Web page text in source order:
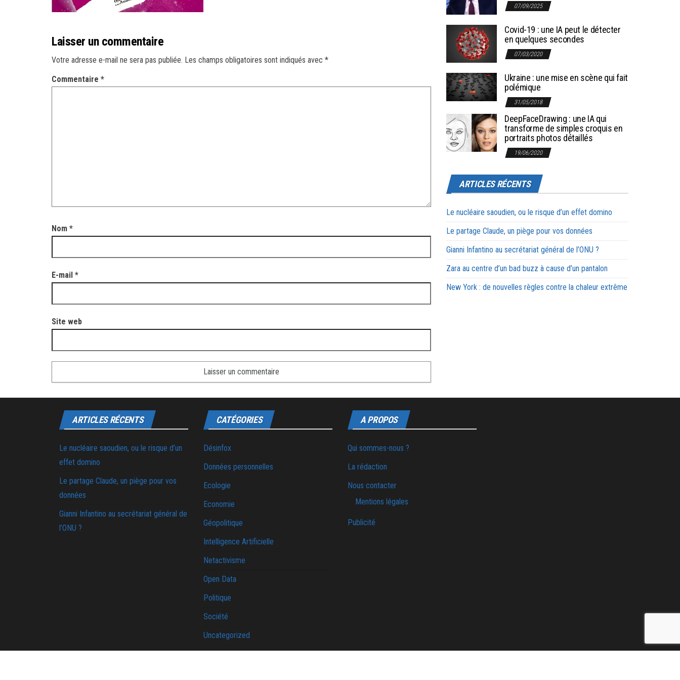
Laisser un commentaire
Votre adresse e-mail ne sera pas publiée. Les champs obligatoires sont indiqués avec *
Commentaire *
Nom *
E-mail *
Site web
07/09/2025
Covid-19 : une IA peut le détecter
en quelques secondes
07/03/2020
Ukraine : une mise en scène qui fait
polémique
31/05/2018
DeepFaceDrawing : une IA qui
transforme de simples croquis en
portraits photos détaillés
19/06/2020
ARTICLES RÉCENTS
Le nucléaire saoudien, ou le risque d’un effet domino
Le partage Claude, un piège pour vos données
Gianni Infantino au secrétariat général de l’ONU ?
Zara au centre d’un bad buzz à cause d’un pantalon
New York : de nouvelles règles contre la chaleur extrême
ARTICLES RÉCENTS
Le nucléaire saoudien, ou le risque d’un
effet domino
Le partage Claude, un piège pour vos
données
Gianni Infantino au secrétariat général de
l’ONU ?
CATÉGORIES
Désinfox
Données personnelles
Ecologie
Economie
Géopolitique
Intelligence Artificielle
Netactivisme
Open Data
Politique
Société
Uncategorized
Une
A PROPOS
Qui sommes-nous ?
La rédaction
Nous contacter
Mentions légales
Publicité